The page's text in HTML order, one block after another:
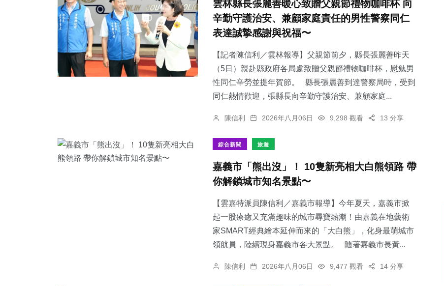
雲林縣長張麗善暖心致贈父親節禮物咖啡杯 向
辛勤守護治安、兼顧家庭責任的男性警察同仁
表達誠摯感謝與祝福〜
【記者陳信利／雲林報導】父親節前夕，縣長張麗善昨天
（5日）親赴縣政府各局處致贈父親節禮物咖啡杯，慰勉男
性同仁辛勞並提年賀節。 縣長張麗善到達警察局時，受到
同仁熱情歡迎，張縣長向辛勤守護治安、兼顧家庭...
陳信利 2026年八月06日 9,298 觀看 13 分享
綜合新聞 旅遊
嘉義市「熊出沒」！ 10隻新亮相大白熊領路 帶
你解鎖城市知名景點〜
【雲嘉特派員陳信利／嘉義市報導】今年夏天，嘉義市掀
起一股療癒又充滿趣味的城市尋寶熱潮！由嘉義在地藝術
家SMART經典繪本延伸而來的「大白熊」，化身最萌城市
領航員，陸續現身嘉義市各大景點。 隨著嘉義市長黃...
陳信利 2026年八月06日 9,477 觀看 14 分享
141+
旅遊
64+
農業
183